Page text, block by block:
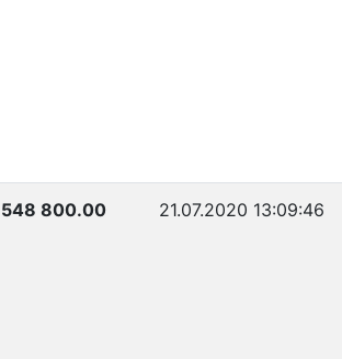
548 800.00 21.07.2020 13:09:46